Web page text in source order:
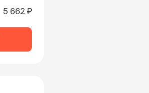
5 662 ₽